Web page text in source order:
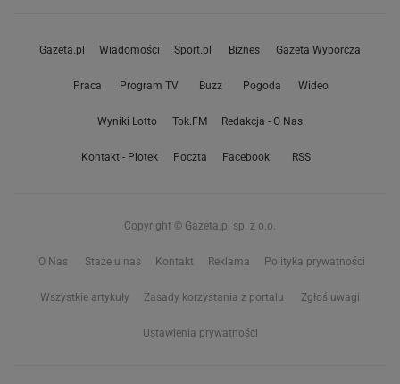
Gazeta.pl Wiadomości Sport.pl Biznes Gazeta Wyborcza
Praca Program TV Buzz Pogoda Wideo
Wyniki Lotto Tok.FM Redakcja - O Nas
Kontakt - Plotek Poczta Facebook RSS
Copyright © Gazeta.pl sp. z o.o.
O Nas Staże u nas Kontakt Reklama Polityka prywatności
Wszystkie artykuły Zasady korzystania z portalu Zgłoś uwagi
Ustawienia prywatności